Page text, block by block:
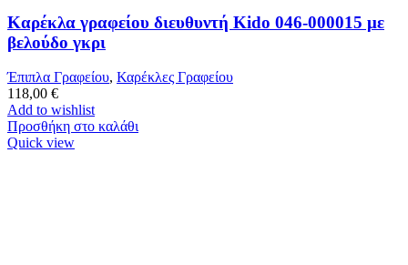
Καρέκλα γραφείου διευθυντή Kido 046-000015 με
βελούδο γκρι
Έπιπλα Γραφείου, Καρέκλες Γραφείου
118,00 €
Add to wishlist
Προσθήκη στο καλάθι
Quick view